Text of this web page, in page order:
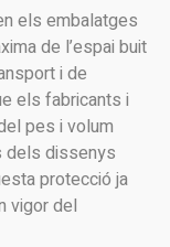
els embalatges
de l’espai buit
i de
els fabricants i
pes i volum
dels dissenys
protecció ja
vigor del